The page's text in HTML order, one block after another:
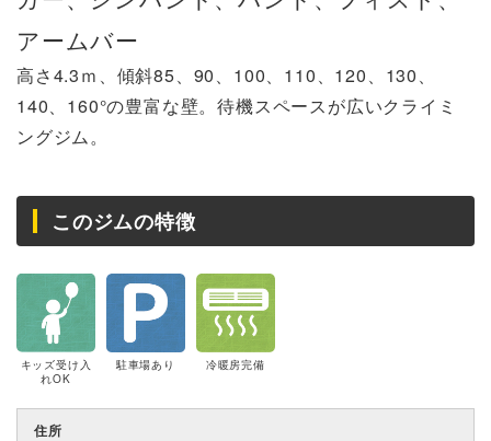
アームバー
高さ4.3ｍ、傾斜85、90、100、110、120、130、
140、160°の豊富な壁。待機スペースが広いクライミ
ングジム。
このジムの特徴
キッズ受け入
れOK
駐車場あり 冷暖房完備
住所